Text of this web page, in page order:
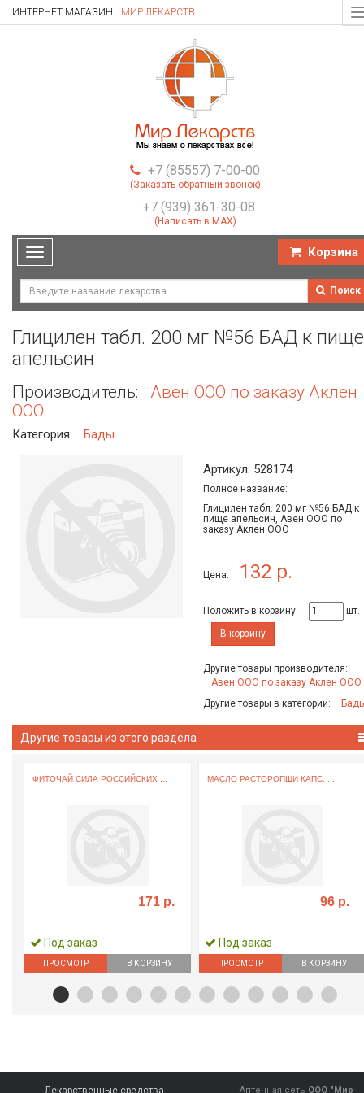
ИНТЕРНЕТ МАГАЗИН МИР ЛЕКАРСТВ
+7 (85557) 7-00-00
(Заказать обратный звонок)
+7 (939) 361-30-08
(Написать в MAX)
Toggle
navigation
Корзина
Поиск
Глицилен табл. 200 мг №56 БАД к пище
апельсин
Производитель:
Авен ООО по заказу Аклен
ООО
Категория: Бады
Артикул: 528174
Полное название:
Глицилен табл. 200 мг №56 БАД к
пище апельсин, Авен ООО по
заказу Аклен ООО
Цена: 132 р.
Положить в корзину:
шт.
В корзину
Другие товары производителя:
Авен ООО по заказу Аклен ООО
Другие товары в категории:
Другие товары из этого раздела
ФИТОЧАЙ СИЛА РОССИЙСКИХ ...
171 р.
Под заказ
ПРОСМОТР В КОРЗИНУ
МАСЛО РАСТОРОПШИ КАПС. ...
96 р.
Под заказ
ПРОСМОТР В КОРЗИНУ
Лекарственные средства Аптечная сеть ООО "Мир